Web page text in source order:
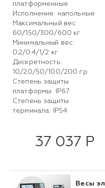
платформенные
Исполнение: напольные
Максимальный вес:
60/150/300/600 кг
Минимальный вес:
0.2/0.4/1/2 кг
Дискретность:
10/20/50/100/200 гр
Степень защиты
платформы: IP67
Степень защиты
терминала: IP54
37 037 Р
Весы